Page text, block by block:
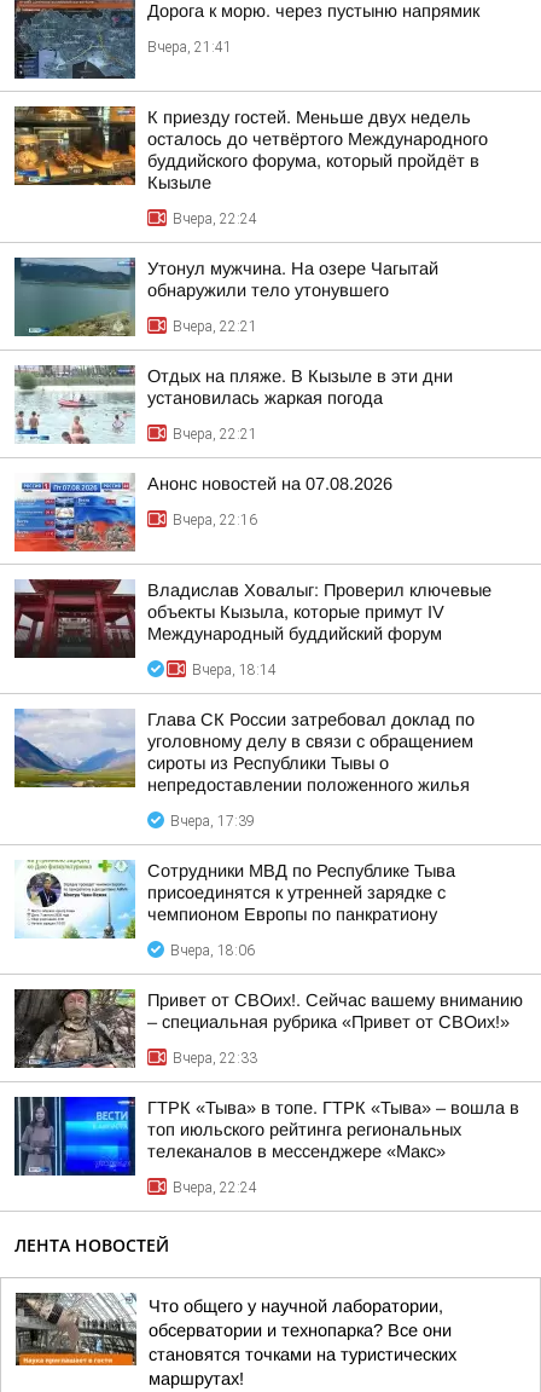
Дорога к морю. через пустыню напрямик
Вчера, 21:41
К приезду гостей. Меньше двух недель
осталось до четвёртого Международного
буддийского форума, который пройдёт в
Кызыле
Вчера, 22:24
Утонул мужчина. На озере Чагытай
обнаружили тело утонувшего
Вчера, 22:21
Отдых на пляже. В Кызыле в эти дни
установилась жаркая погода
Вчера, 22:21
Анонс новостей на 07.08.2026
Вчера, 22:16
Владислав Ховалыг: Проверил ключевые
объекты Кызыла, которые примут IV
Международный буддийский форум
Вчера, 18:14
Глава СК России затребовал доклад по
уголовному делу в связи с обращением
сироты из Республики Тывы о
непредоставлении положенного жилья
Вчера, 17:39
Сотрудники МВД по Республике Тыва
присоединятся к утренней зарядке с
чемпионом Европы по панкратиону
Вчера, 18:06
Привет от СВОих!. Сейчас вашему вниманию
– специальная рубрика «Привет от СВОих!»
Вчера, 22:33
ГТРК «Тыва» в топе. ГТРК «Тыва» – вошла в
топ июльского рейтинга региональных
телеканалов в мессенджере «Макс»
Вчера, 22:24
ЛЕНТА НОВОСТЕЙ
Что общего у научной лаборатории,
обсерватории и технопарка? Все они
становятся точками на туристических
маршрутах!